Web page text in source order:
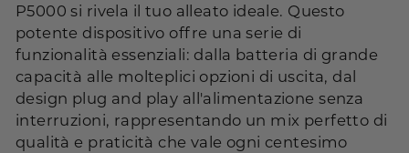
P5000 si rivela il tuo alleato ideale. Questo
potente dispositivo offre una serie di
funzionalità essenziali: dalla batteria di grande
capacità alle molteplici opzioni di uscita, dal
design plug and play all'alimentazione senza
interruzioni, rappresentando un mix perfetto di
qualità e praticità che vale ogni centesimo